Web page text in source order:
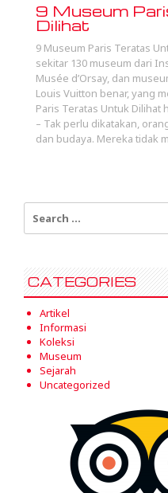
9 Museum
Dilihat
9 Museum Paris Teratas
sekitar 130 museum dari
Musée d’Orsay, dan
Louis Vuitton benar, yang
Paris Teratas Untuk
– Tak perlu dikatakan,
dan budaya. Mereka tidak
for:
CATEGORIES
Artikel
Informasi
Koleksi
Museum
Sejarah
Uncategorized